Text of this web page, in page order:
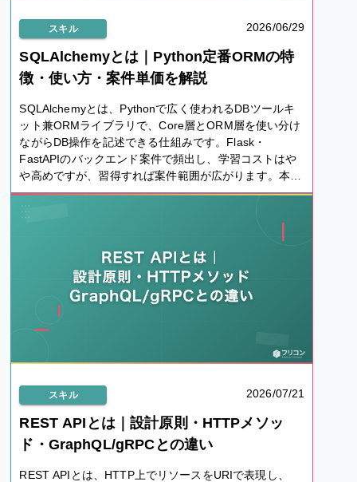
スキル 2026/06/29
SQLAlchemyとは｜Python定番ORMの特
徴・使い方・案件単価を解説
SQLAlchemyとは、Pythonで広く使われるDBツールキ
ット兼ORMライブラリで、Core層とORM層を使い分け
ながらDB操作を記述できる仕組みです。Flask・
FastAPIのバックエンド案件で頻出し、学習コストはや
や高めですが、習得すれば案件範囲が広がります。本記
事はフリーランスエンジニア視点で、基本・他ORMと
の違い・案件単価動向を整理しました。
スキル 2026/07/21
REST APIとは｜設計原則・HTTPメソッ
ド・GraphQL/gRPCとの違い
REST APIとは、HTTP上でリソースをURIで表現し、